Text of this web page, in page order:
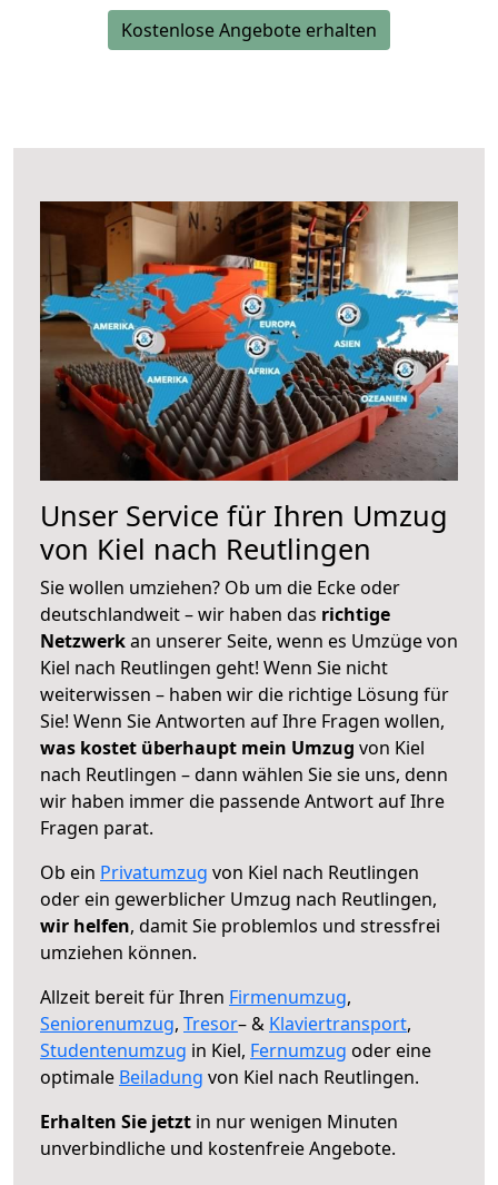
Kostenlose Angebote erhalten
Unser Service für Ihren Umzug
von Kiel nach Reutlingen
Sie wollen umziehen? Ob um die Ecke oder
deutschlandweit – wir haben das richtige
Netzwerkan unserer Seite, wenn es Umzüge von
Kiel nach Reutlingen geht! Wenn Sie nicht
weiterwissen – haben wir die richtige Lösung für
Sie! Wenn Sie Antworten auf Ihre Fragen wollen,
was kostet überhaupt mein Umzug von Kiel
nach Reutlingen – dann wählen Sie sie uns, denn
wir haben immer die passende Antwort auf Ihre
Fragen parat.
Ob ein Privatumzug von Kiel nach Reutlingen
oder ein gewerblicher Umzug nach Reutlingen,
wir helfen, damit Sie problemlos und stressfrei
umziehen können.
Allzeit bereit für Ihren Firmenumzug,
Seniorenumzug, Tresor– & Klaviertransport,
Studentenumzug in Kiel, Fernumzug oder eine
optimale Beiladung von Kiel nach Reutlingen.
Erhalten Sie jetzt in nur wenigen Minuten
unverbindliche und kostenfreie Angebote.